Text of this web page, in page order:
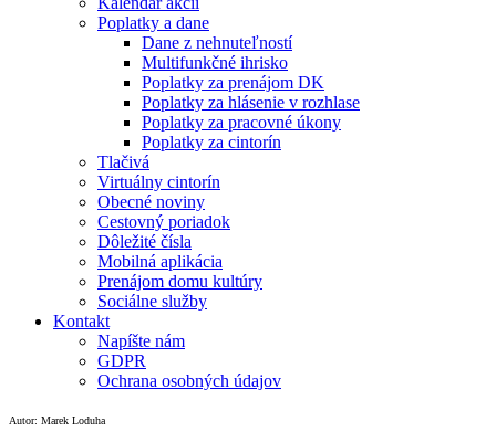
Poplatky a dane
Dane z nehnuteľností
Multifunkčné ihrisko
Poplatky za prenájom DK
Poplatky za hlásenie v rozhlase
Poplatky za pracovné úkony
Poplatky za cintorín
Tlačivá
Virtuálny cintorín
Obecné noviny
Cestovný poriadok
Dôležité čísla
Mobilná aplikácia
Prenájom domu kultúry
Sociálne služby
Kontakt
Napíšte nám
GDPR
Ochrana osobných údajov
Autor: Marek Loduha